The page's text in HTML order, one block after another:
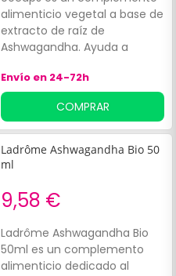
alimenticio vegetal a base de
extracto de raíz de
Ashwagandha. Ayuda a
un estado de ánimo relejado.
Envío en 24-72h
COMPRAR
Ladrôme Ashwagandha Bio 50
ml
9,58 €
Ladrôme Ashwagandha Bio
50ml es un complemento
alimenticio dedicado al